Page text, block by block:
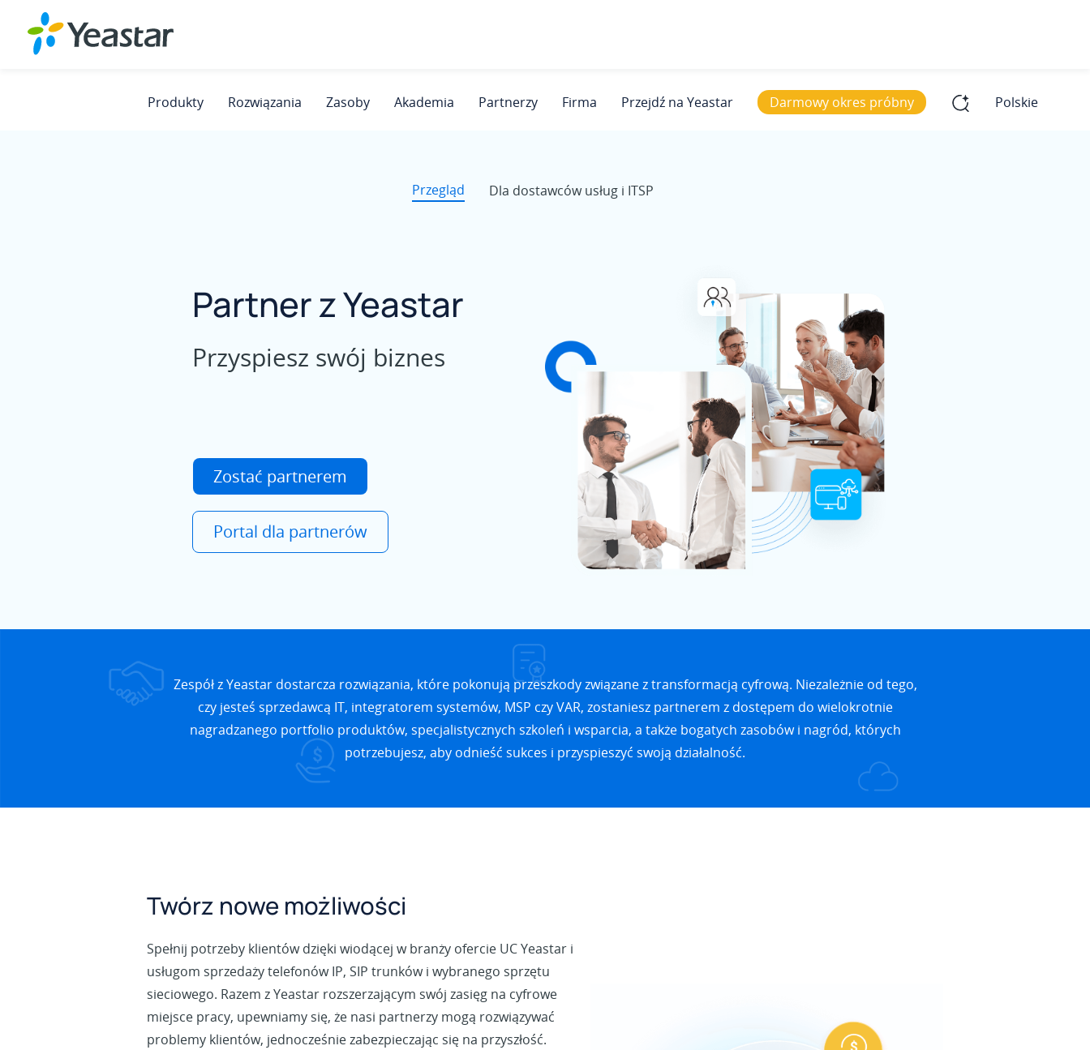
Produkty Rozwiązania Zasoby Akademia Partnerzy Firma Przejdź na Yeastar Darmowy okres próbny Polskie
Przegląd Dla dostawców usług i ITSP
Partner z Yeastar
Przyspiesz swój biznes
Zostać partnerem
Portal dla partnerów
Zespół z Yeastar dostarcza rozwiązania, które pokonują przeszkody związane z transformacją cyfrową. Niezależnie od tego,
czy jesteś sprzedawcą IT, integratorem systemów, MSP czy VAR, zostaniesz partnerem z dostępem do wielokrotnie
nagradzanego portfolio produktów, specjalistycznych szkoleń i wsparcia, a także bogatych zasobów i nagród, których
potrzebujesz, aby odnieść sukces i przyspieszyć swoją działalność.
Twórz nowe możliwości
Spełnij potrzeby klientów dzięki wiodącej w branży ofercie UC Yeastar i
usługom sprzedaży telefonów IP, SIP trunków i wybranego sprzętu
sieciowego. Razem z Yeastar rozszerzającym swój zasięg na cyfrowe
miejsce pracy, upewniamy się, że nasi partnerzy mogą rozwiązywać
problemy klientów, jednocześnie zabezpieczając się na przyszłość.